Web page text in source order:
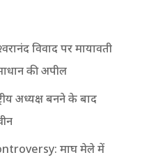
विवाद पर मायावती
की अपील
अध्यक्ष बनने के बाद
माघ मेले में